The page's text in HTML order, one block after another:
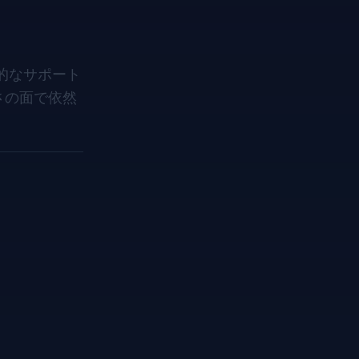
なサポート
面で依然